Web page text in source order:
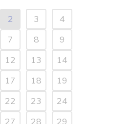
2 3
4
7 8
9
12 13
14
17 18
19
22 23
24
27 28
29